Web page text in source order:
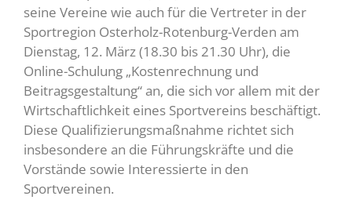
seine Vereine wie auch für die Vertreter in der
Sportregion Osterholz-Rotenburg-Verden am
Dienstag, 12. März (18.30 bis 21.30 Uhr), die
Online-Schulung „Kostenrechnung und
Beitragsgestaltung“ an, die sich vor allem mit der
Wirtschaftlichkeit eines Sportvereins beschäftigt.
Diese Qualifizierungsmaßnahme richtet sich
insbesondere an die Führungskräfte und die
Vorstände sowie Interessierte in den
Sportvereinen.